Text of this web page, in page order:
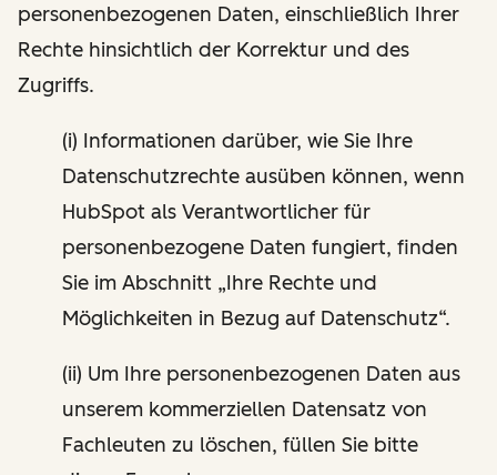
personenbezogenen Daten, einschließlich Ihrer
Rechte hinsichtlich der Korrektur und des
Zugriffs.
(i) Informationen darüber, wie Sie Ihre
Datenschutzrechte ausüben können, wenn
HubSpot als Verantwortlicher für
personenbezogene Daten fungiert, finden
Sie im Abschnitt „Ihre Rechte und
Möglichkeiten in Bezug auf Datenschutz“.
(ii) Um Ihre personenbezogenen Daten aus
unserem kommerziellen Datensatz von
Fachleuten zu löschen, füllen Sie bitte